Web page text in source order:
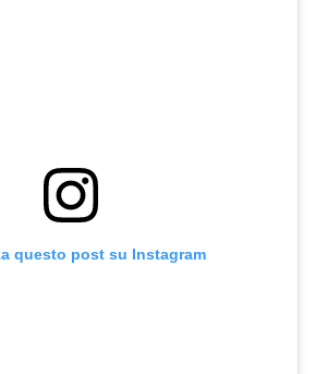
questo post su Instagram